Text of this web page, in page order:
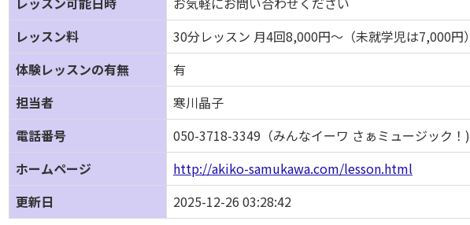
レッスン料
30分レッスン 月4回8,000円〜（未就学児は7,000円）
体験レッスンの有無
有
担当者
寒川晶子
電話番号
050-3718-3349（みんなイーワ さぁミュージック！)
ホームページ
http://akiko-samukawa.com/lesson.html
更新日
2025-12-26 03:28:42